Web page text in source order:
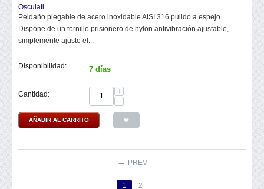
Osculati
Peldaño plegable de acero inoxidable AISI 316 pulido a espejo.
Dispone de un tornillo prisionero de nylon antivibración ajustable,
simplemente ajuste el...
Disponibilidad: 7 días
Cantidad:
+
−
AÑADIR AL CARRITO
PREV
1 2